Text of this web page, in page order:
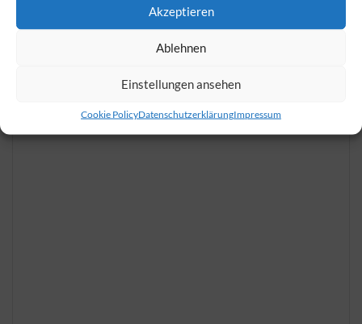
Akzeptieren
Ablehnen
Einstellungen ansehen
Cookie PolicyDatenschutzerklärungImpressum
Anfrage senden